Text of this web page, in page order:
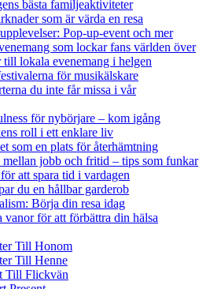
bästa familjeaktiviteter
som är värda en resa
Pop-up-event och mer
som lockar fans världen över
till lokala evenemang i helgen
för musikälskare
du inte får missa i vår
för nybörjare – kom igång
roll i ett enklare liv
som en plats för återhämtning
mellan jobb och fritid – tips som funkar
att spara tid i vardagen
du en hållbar garderob
Börja din resa idag
vanor för att förbättra din hälsa
Till Honom
Till Henne
Till Flickvän